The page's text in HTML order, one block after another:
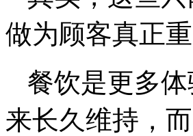
做为顾客真正
餐饮是更多
来长久维持，